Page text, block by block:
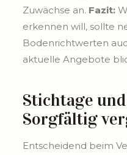
Zuwächse an. Fazit:
erkennen will, sollte
Bodenrichtwerten
aktuelle Angebote
Stichtage
Sorgfältig
Entscheidend beim